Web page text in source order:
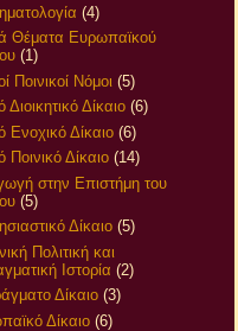
(4)
Θέματα Ευρωπαϊκού
(1)
Ποινικοί Νόμοι (5)
Διοικητικό Δίκαιο (6)
Ενοχικό Δίκαιο (6)
Ποινικό Δίκαιο (14)
στην Επιστήμη του
(5)
Δίκαιο (5)
Πολιτική και
Ιστορία (2)
Δίκαιο (3)
Δίκαιο (6)